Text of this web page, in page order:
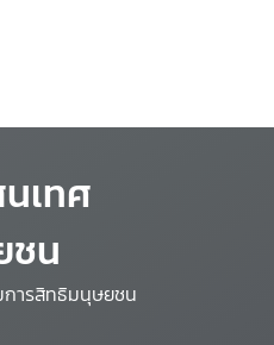
เทศ
ชน
ารสิทธิมนุษยชน